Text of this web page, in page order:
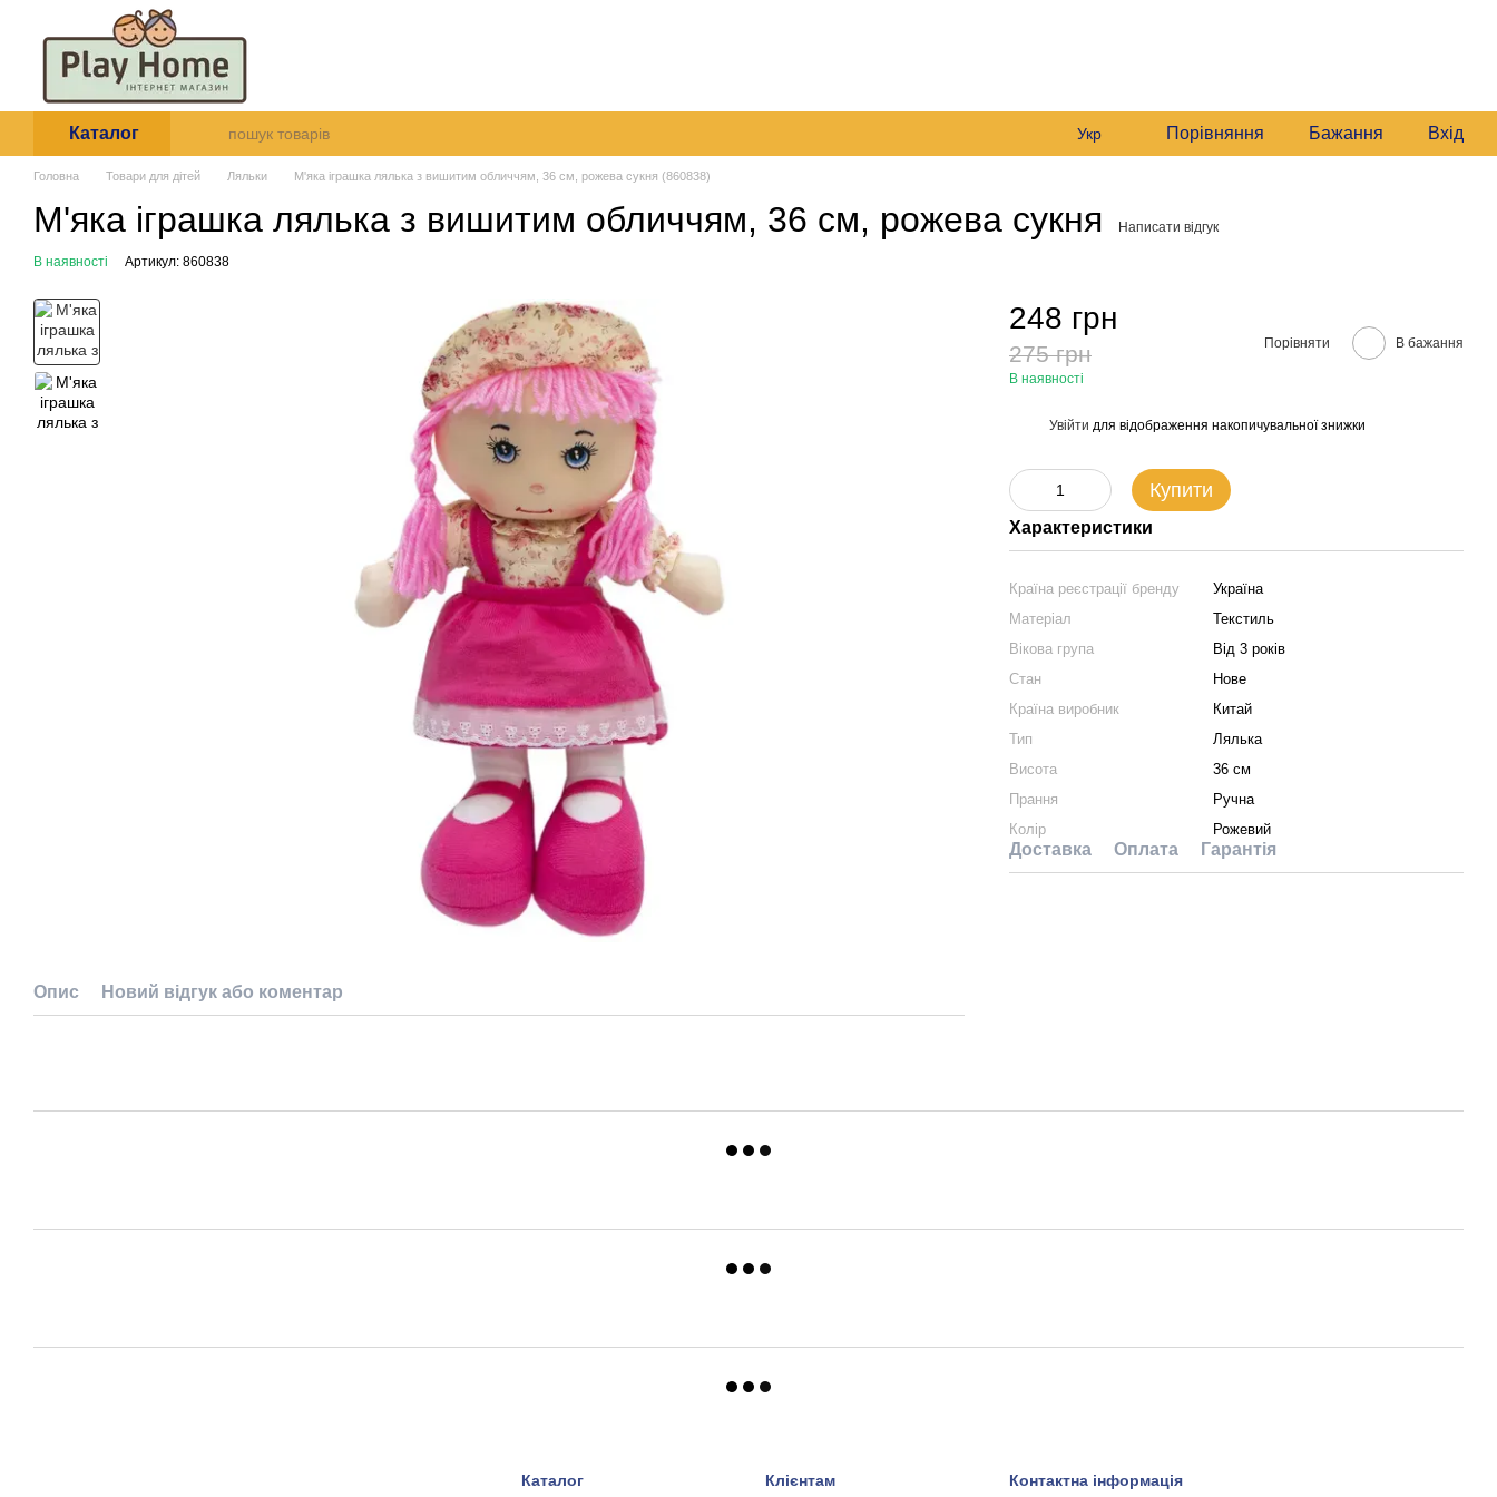
Перейти до основного контенту
Каталог Укр Порівняння Бажання Вхід
Головна Товари для дітей Ляльки М'яка іграшка лялька з вишитим обличчям, 36 см, рожева сукня (860838)
М'яка іграшка лялька з вишитим обличчям, 36 см, рожева сукня Написати відгук
В наявності Артикул: 860838
Опис Новий відгук або коментар
248 грн
275 грн
В наявності
Порівняти В бажання
Увійти для відображення накопичувальної знижки
Купити
Характеристики
Країна реєстрації бренду
Україна
Матеріал
Текстиль
Вікова група
Від 3 років
Стан
Нове
Країна виробник
Китай
Тип
Лялька
Висота
36 см
Прання
Ручна
Колір
Рожевий
Доставка Оплата Гарантія
Каталог Клієнтам Контактна інформація